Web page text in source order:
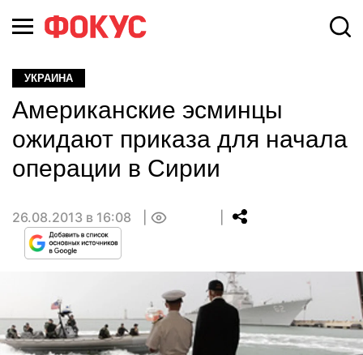
УКРАИНА
Американские эсминцы
ожидают приказа для начала
операции в Сирии
26.08.2013 в 16:08